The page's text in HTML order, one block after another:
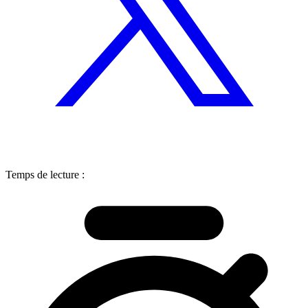
Temps de lecture :